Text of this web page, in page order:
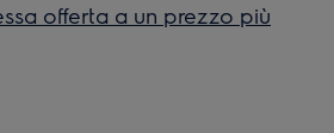
offerta a un prezzo più